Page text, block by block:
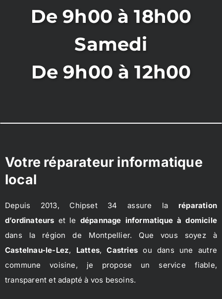
De 9h00 à 18h00
Samedi
De 9h00 à 12h00
Votre réparateur informatique
local
Depuis 2013, Chipset 34 assure la réparation
d’ordinateurs et le dépannage informatique à domicile
dans la région de Montpellier. Que vous soyez à
Castelnau-le-Lez, Lattes,Castries ou dans une autre
commune voisine, je propose un service fiable,
transparent et adapté à vos besoins.